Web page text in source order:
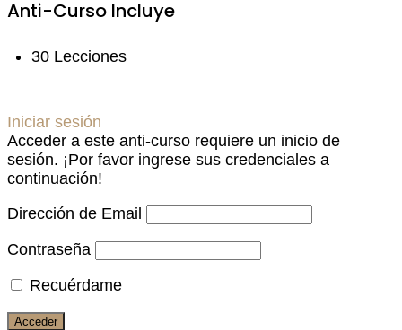
Anti-Curso Incluye
30 Lecciones
Iniciar sesión
Acceder a este anti-curso requiere un inicio de
sesión. ¡Por favor ingrese sus credenciales a
continuación!
Dirección de Email
Contraseña
Recuérdame